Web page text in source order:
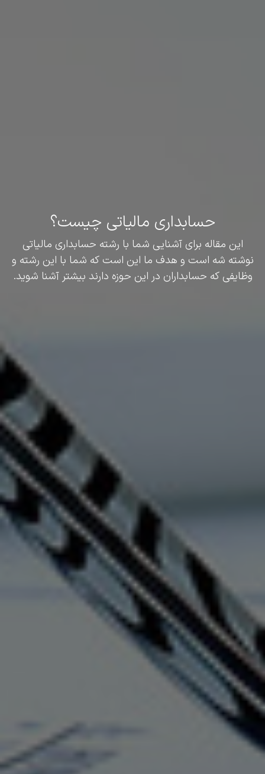
حسابداری مالیاتی چیست؟
این مقاله برای آشنایی شما با رشته حسابداری مالیاتی
نوشته شه است و هدف ما این است که شما با این رشته و
وظایفی که حسابداران در این حوزه دارند بیشتر آشنا شوید.